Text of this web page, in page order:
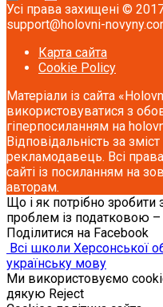
Усі права захищені ©
support@holovni-
Карта сайта
Cookie Policy
Матеріали із сайта
використовуватися з
гіперпосиланням на
Відповідальність за
рекламодавець. Всі
сайті із посиланням на
авторам.
Що і як потрібно зробити
проблем із податковою
Поділитися на Facebook
Всі школи Херсонської
українську мову
Ми використовуємо
дякую Reject